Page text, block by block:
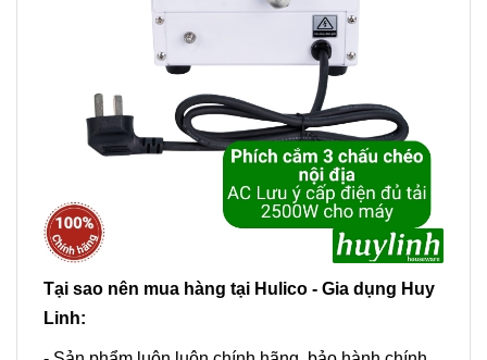
Tại sao nên mua hàng tại Hulico - Gia dụng Huy
Linh: